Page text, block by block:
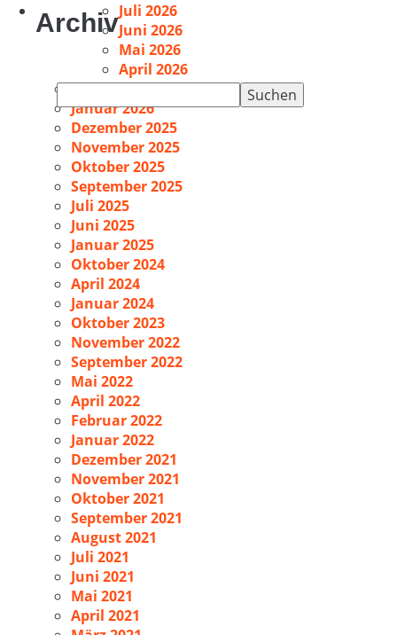
Suchen
nach:
ArchivJuli 2026
Juni 2026
Mai 2026
April 2026
Februar 2026
Januar 2026
Dezember 2025
November 2025
Oktober 2025
September 2025
Juli 2025
Juni 2025
Januar 2025
Oktober 2024
April 2024
Januar 2024
Oktober 2023
November 2022
September 2022
Mai 2022
April 2022
Februar 2022
Januar 2022
Dezember 2021
November 2021
Oktober 2021
September 2021
August 2021
Juli 2021
Juni 2021
Mai 2021
April 2021